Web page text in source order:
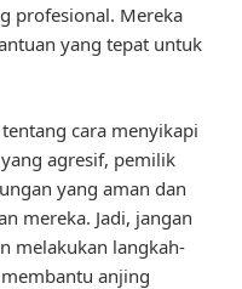
profesional. Mereka
yang tepat untuk
cara menyikapi
agresif, pemilik
yang aman dan
mereka. Jadi, jangan
melakukan langkah-
anjing